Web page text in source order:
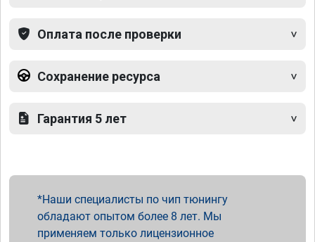
Оплата после проверки
Сохранение ресурса
Гарантия 5 лет
Наши специалисты по чип тюнингу
обладают опытом более 8 лет. Мы
применяем только лицензионное